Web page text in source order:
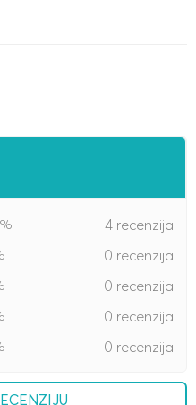
4 recenzija
0 recenzija
0 recenzija
0 recenzija
0 recenzija